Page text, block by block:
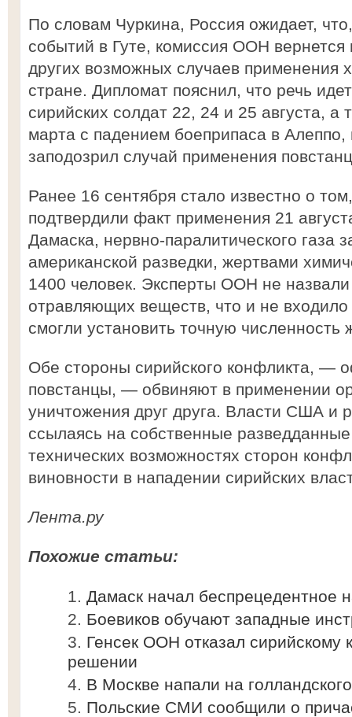
По словам Чуркина, Россия ожидает,
событий в Гуте, комиссия ООН
других возможных случаев применения
стране. Дипломат пояснил, что речь
сирийских солдат 22, 24 и 25 августа, а
марта с падением боеприпаса в
заподозрил случай применения
Ранее 16 сентября стало известно о
подтвердили факт применения 21
Дамаска, нервно-паралитического газа
американской разведки, жертвами
1400 человек. Эксперты ООН не
отравляющих веществ, что и не
смогли установить точную численность
Обе стороны сирийского конфликта, —
повстанцы, — обвиняют в применении
уничтожения друг друга. Власти США и
ссылаясь на собственные
технических возможностях сторон
виновности в нападении сирийских
Лента.ру
Похожие статьи:
Дамаск начал беспрецедентное
Боевиков обучают западные
Генсек ООН отказал сирийскому
решении
В Москве напали на
Польские СМИ сообщили о